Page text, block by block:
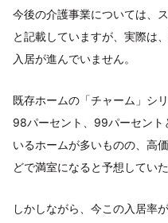
今後の介護事業については、
と記載していますが、実際は
入居が進んでいません。
既存ホームの「チャーム」シ
98パーセント、99パーセン
いるホームが多いものの、高
どで満室になると予想してい
しかしながら、今この入居率